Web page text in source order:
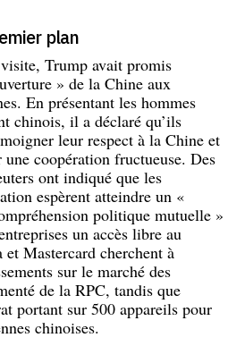
plan
Trump avait promis
» de la Chine aux
En présentant les hommes
chinois, il a déclaré qu’ils
leur respect à la Chine et
coopération fructueuse. Des
ont indiqué que les
espèrent atteindre un «
politique mutuelle »
un accès libre au
Mastercard cherchent à
sur le marché des
de la RPC, tandis que
portant sur 500 appareils pour
chinoises.